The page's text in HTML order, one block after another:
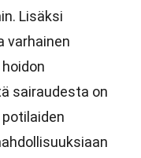
Lisäksi
varhainen
sairaudesta on